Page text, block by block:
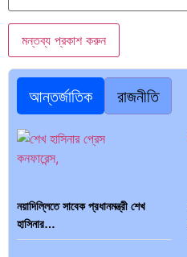
আন্তর্জাতিক রাজনীতি
নয়াদিল্লিতে সাবেক প্রধানমন্ত্রী শেখ
হাসিনার…